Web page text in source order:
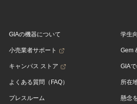
GIAの機器について
小売業者サポート
キャンパス ストア
よくある質問（FAQ）
プレスルーム
学生
Gem
GIA
所在
懸念